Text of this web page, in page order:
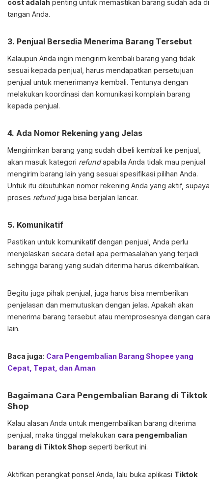
cost adalah penting untuk memastikan barang sudah ada di
tangan Anda.
3. Penjual Bersedia Menerima Barang Tersebut
Kalaupun Anda ingin mengirim kembali barang yang tidak
sesuai kepada penjual, harus mendapatkan persetujuan
penjual untuk menerimanya kembali. Tentunya dengan
melakukan koordinasi dan komunikasi komplain barang
kepada penjual.
4. Ada Nomor Rekening yang Jelas
Mengirimkan barang yang sudah dibeli kembali ke penjual,
akan masuk kategori refundapabila Anda tidak mau penjual
mengirim barang lain yang sesuai spesifikasi pilihan Anda.
Untuk itu dibutuhkan nomor rekening Anda yang aktif, supaya
proses refundjuga bisa berjalan lancar.
5. Komunikatif
Pastikan untuk komunikatif dengan penjual, Anda perlu
menjelaskan secara detail apa permasalahan yang terjadi
sehingga barang yang sudah diterima harus dikembalikan.
Begitu juga pihak penjual, juga harus bisa memberikan
penjelasan dan memutuskan dengan jelas. Apakah akan
menerima barang tersebut atau memprosesnya dengan cara
lain.
Baca juga: Cara Pengembalian Barang Shopee yang
Cepat, Tepat, dan Aman
Bagaimana Cara Pengembalian Barang di Tiktok
Shop
Kalau alasan Anda untuk mengembalikan barang diterima
penjual, maka tinggal melakukan cara pengembalian
barang di Tiktok Shop seperti berikut ini.
Aktifkan perangkat ponsel Anda, lalu buka aplikasi Tiktok